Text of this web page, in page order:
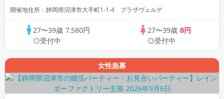
開催地住所：静岡県沼津市大手町1-1-4 プラザヴェルデ
27〜39歳 7,580円
◎受付中
27〜39歳 0円
◎受付中
女性急募